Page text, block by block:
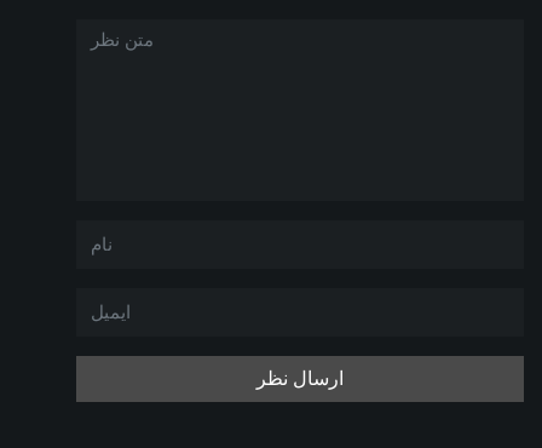
ارسال نظر